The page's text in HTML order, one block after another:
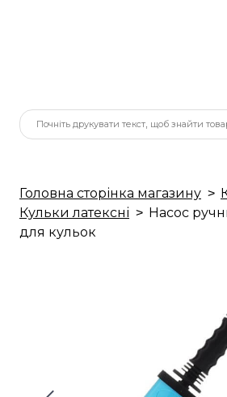
Головна сторінка магазину
Кульки латексні
Насос
для кульок